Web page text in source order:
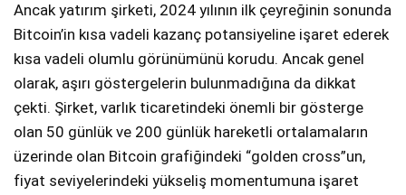
Ancak yatırım şirketi, 2024 yılının ilk çeyreğinin sonunda
Bitcoin’in kısa vadeli kazanç potansiyeline işaret ederek
kısa vadeli olumlu görünümünü korudu. Ancak genel
olarak, aşırı göstergelerin bulunmadığına da dikkat
çekti. Şirket, varlık ticaretindeki önemli bir gösterge
olan 50 günlük ve 200 günlük hareketli ortalamaların
üzerinde olan Bitcoin grafiğindeki “golden cross”un,
fiyat seviyelerindeki yükseliş momentumuna işaret